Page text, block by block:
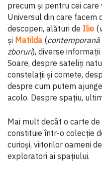
precum și pentru cei
Universul din care facem
descoperi, alături de Ilie (
și Matilda (
zboruri), diverse
Soare, despre sateliți
constelații și comete,
despre cum putem
acolo. Despre spațiu,
Mai mult decât o carte
constituie într-o colecție
curioși, viitorilor oameni
exploratori ai spațiului.